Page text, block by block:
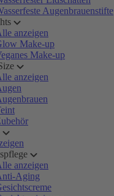
Augenbrauenstifte
anzeigen
Make-up
Make-up
anzeigen
anzeigen
Aging